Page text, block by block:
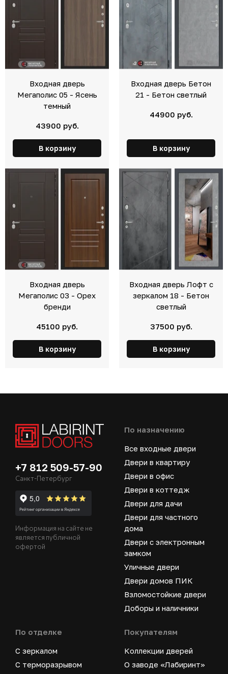
Входная дверь
Мегаполис 05 - Ясень
темный
43900 руб.
В корзину
Входная дверь Бетон
21 - Бетон светлый
44900 руб.
В корзину
Входная дверь
Мегаполис 03 - Орех
бренди
45100 руб.
В корзину
Входная дверь Лофт с
зеркалом 18 - Бетон
светлый
37500 руб.
В корзину
+7 812 509-57-90
Санкт-Петербург
Информация на сайте не
является публичной
офертой
По назначению
Все входные двери
Двери в квартиру
Двери в офис
Двери в коттедж
Двери для дачи
Двери для частного
дома
Двери с электронным
замком
Уличные двери
Двери домов ПИК
Взломостойкие двери
Доборы и наличники
По отделке
С зеркалом
С терморазрывом
Покупателям
Коллекции дверей
О заводе «Лабиринт»